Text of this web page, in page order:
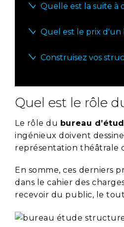
Quelle est la suite à
Quel est le prix d'un
Construisez vos
Quel est le rôle
Le rôle du bureau
ingénieux doivent
représentation théâtrale
En somme, ces derniers
dans le cahier des
recevoir du public, le